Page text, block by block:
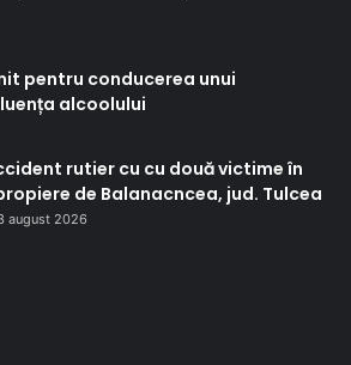
pentru conducerea unui
alcoolului
rutier cu cu două victime în
de Balanacncea, jud. Tulcea
august 2026